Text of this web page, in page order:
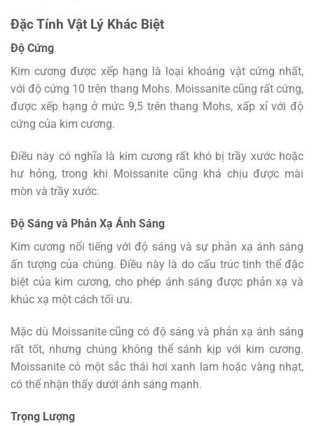
Đặc Tính Vật Lý Khác Biệt
Độ Cứng
Kim cương được xếp hạng là loại khoáng vật cứng nhất,
với độ cứng 10 trên thang Mohs. Moissanite cũng rất cứng,
được xếp hạng ở mức 9,5 trên thang Mohs, xấp xỉ với độ
cứng của kim cương.
Điều này có nghĩa là kim cương rất khó bị trầy xước hoặc
hư hỏng, trong khi Moissanite cũng khá chịu được mài
mòn và trầy xước.
Độ Sáng và Phản Xạ Ánh Sáng
Kim cương nổi tiếng với độ sáng và sự phản xạ ánh sáng
ấn tượng của chúng. Điều này là do cấu trúc tinh thể đặc
biệt của kim cương, cho phép ánh sáng được phản xạ và
khúc xạ một cách tối ưu.
Mặc dù Moissanite cũng có độ sáng và phản xạ ánh sáng
rất tốt, nhưng chúng không thể sánh kịp với kim cương.
Moissanite có một sắc thái hơi xanh lam hoặc vàng nhạt,
có thể nhận thấy dưới ánh sáng mạnh.
Trọng Lượng